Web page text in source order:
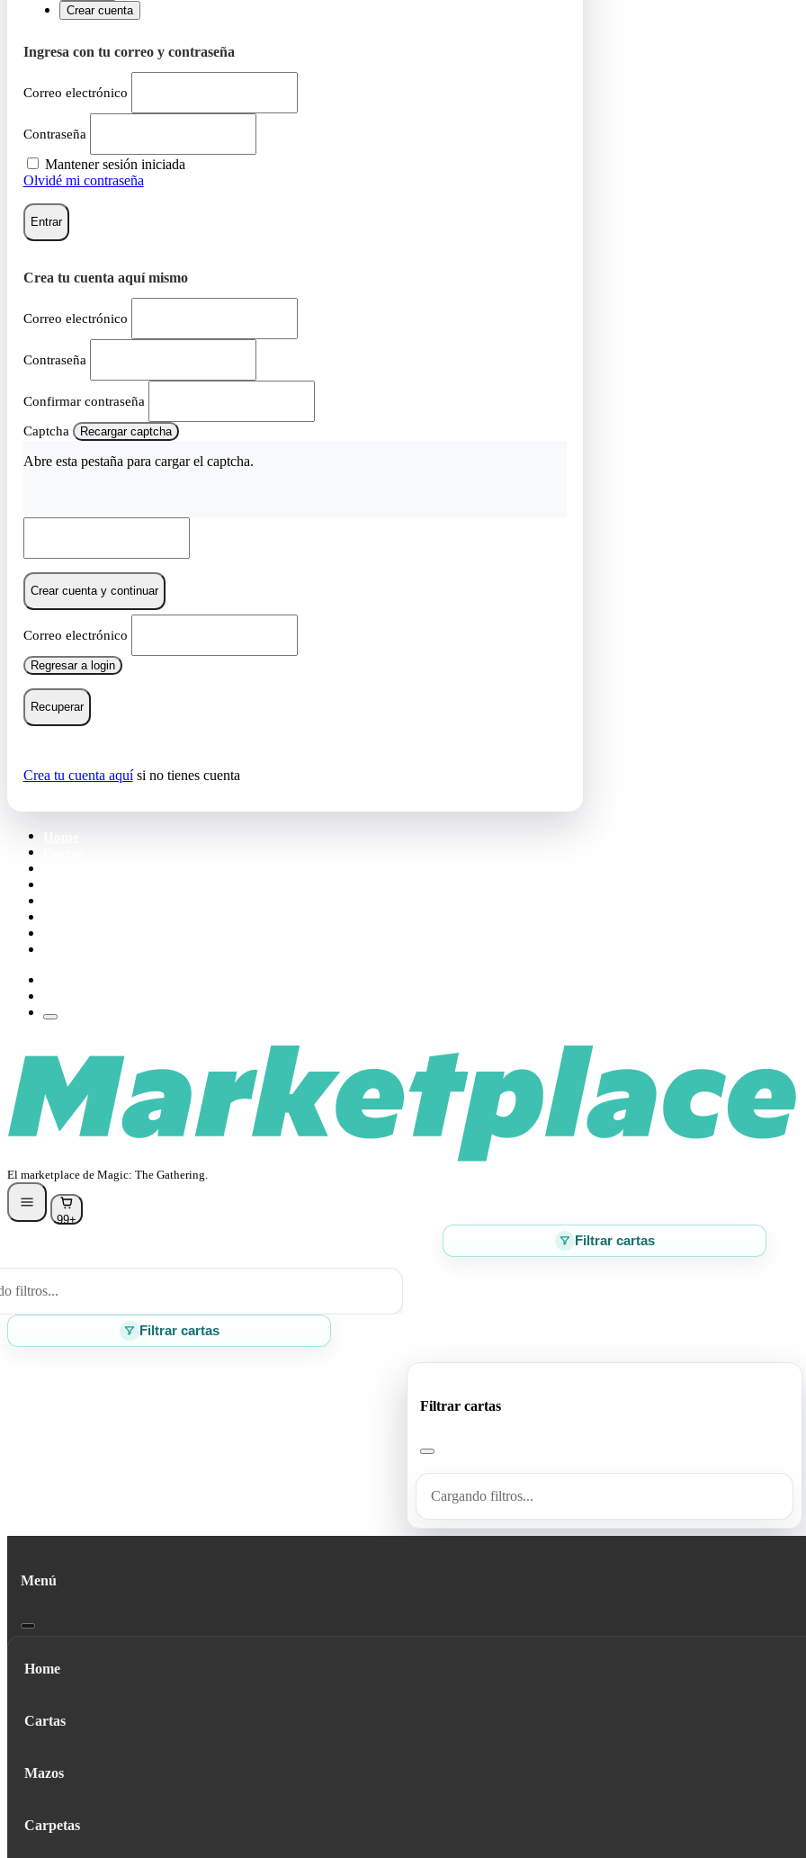
Crear cuenta
Ingresa con tu correo y contraseña
Correo electrónico
Contraseña
Mantener sesión iniciada
Olvidé mi contraseña
Entrar
Crea tu cuenta aquí mismo
Correo electrónico
Contraseña
Confirmar contraseña
Captcha Recargar captcha
Abre esta pestaña para cargar el captcha.
Crear cuenta y continuar
Correo electrónico
Regresar a login
Recuperar
Crea tu cuenta aquísi no tienes cuenta
El marketplace de Magic: The Gathering.
99+
Filtrar cartas
filtros...
Filtrar cartas
Filtrar cartas
Cargando filtros...
Menú
Home
Cartas
Mazos
Carpetas